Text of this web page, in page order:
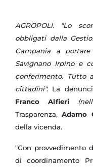
AGROPOLI. "Lo
obbligati dalla
Campania a
Savignano Irpino e
conferimento. Tutto
cittadini". La
Franco Alfieri
Trasparenza,Adamo
della vicenda.
"Con provvedimento
di coordinamento